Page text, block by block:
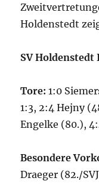
Holdenstedt
SV
Tore: 1:0
1:3, 2:4 Hejny
Engelke (80.),
Besondere
Draeger (82./